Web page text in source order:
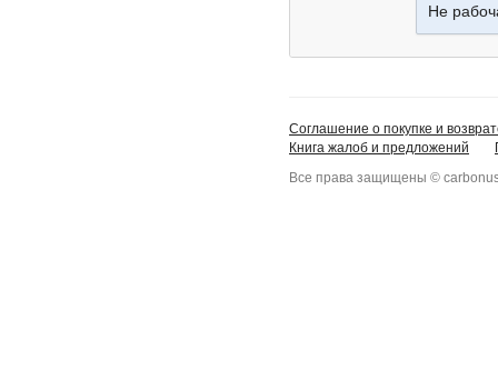
Не
Соглашение о покупке и
Книга жалоб и предложений
Все права защищены ©